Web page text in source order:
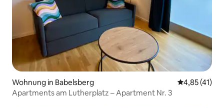
Wohnung in Babelsberg
4,85 (41)
Apartments am Lutherplatz – Apartment Nr. 3